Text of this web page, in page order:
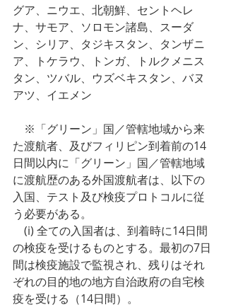
グア、ニウエ、北朝鮮、セントヘレ
ナ、サモア、ソロモン諸島、スーダ
ン、シリア、タジキスタン、タンザニ
ア、トケラウ、トンガ、トルクメニス
タン、ツバル、ウズベキスタン、バヌ
アツ、イエメン
※「グリーン」国／管轄地域から来
た渡航者、及びフィリピン到着前の14
日間以内に「グリーン」国／管轄地域
に渡航歴のある外国渡航者は、以下の
入国、テスト及び検疫プロトコルに従
う必要がある。
(i) 全ての入国者は、到着時に14日間
の検疫を受けるものとする。最初の7日
間は検疫施設で監視され、残りはそれ
ぞれの目的地の地方自治政府の自宅検
疫を受ける（14日間）。